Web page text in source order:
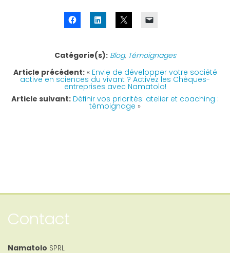
Catégorie(s): Blog, Témoignages
Article précédent:« Envie de développer votre société
active en sciences du vivant ? Activez les Chèques-
entreprises avec Namatolo!
Article suivant: Définir vos priorités: atelier et coaching :
témoignage »
Contact
Namatolo SPRL